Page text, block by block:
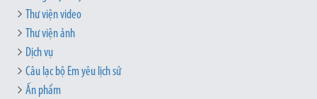
Thư viện video
Thư viện ảnh
Dịch vụ
Câu lạc bộ Em yêu lịch sử
Ấn phẩm